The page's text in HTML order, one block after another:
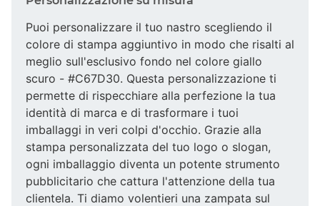
Puoi personalizzare il tuo nastro scegliendo il
colore di stampa aggiuntivo in modo che risalti al
meglio sull'esclusivo fondo nel colore giallo
scuro - #C67D30. Questa personalizzazione ti
permette di rispecchiare alla perfezione la tua
identità di marca e di trasformare i tuoi
imballaggi in veri colpi d'occhio. Grazie alla
stampa personalizzata del tuo logo o slogan,
ogni imballaggio diventa un potente strumento
pubblicitario che cattura l'attenzione della tua
clientela. Ti diamo volentieri una zampata sul